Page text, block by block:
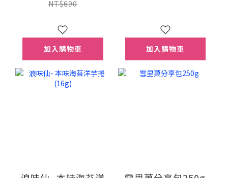
NT$690
加入購物車 加入購物車